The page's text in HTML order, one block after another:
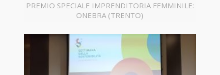
PREMIO SPECIALE IMPRENDITORIA FEMMINILE:
ONEBRA (TRENTO)